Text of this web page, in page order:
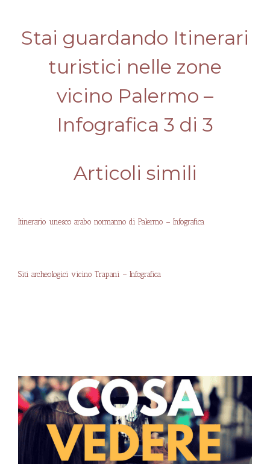
Stai guardando Itinerari
turistici nelle zone
vicino Palermo –
Infografica 3 di 3
Articoli simili
Itinerario unesco arabo normanno di Palermo – Infografica
Siti archeologici vicino Trapani – Infografica